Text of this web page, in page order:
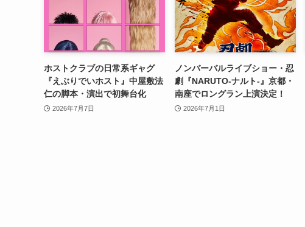
ホストクラブの日常系ギャグ
『えぶりでいホスト』中屋敷法
仁の脚本・演出で初舞台化
2026年7月7日
ノンバーバルライブショー・忍
劇『NARUTO-ナルト-』京都・
南座でロングラン上演決定！
2026年7月1日